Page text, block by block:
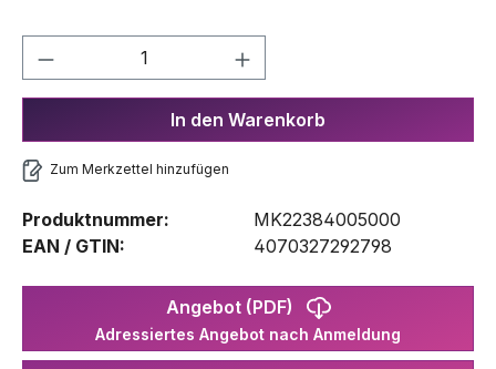
Produkt Anzahl: Gib den
In den Warenkorb
Zum Merkzettel hinzufügen
Produktnummer:
MK22384005000
EAN / GTIN:
4070327292798
Angebot (PDF)
Adressiertes Angebot nach Anmeldung